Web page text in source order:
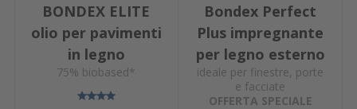
BONDEX ELITE
olio per pavimenti
in legno
75% biobased*
Bondex Perfect
Plus impregnante
per legno esterno
ideale per finestre, porte
e facciate
OFFERTA SPECIALE